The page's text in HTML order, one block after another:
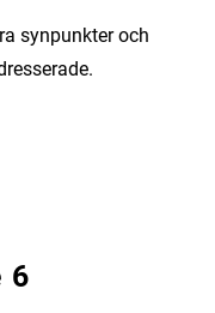
synpunkter och
6